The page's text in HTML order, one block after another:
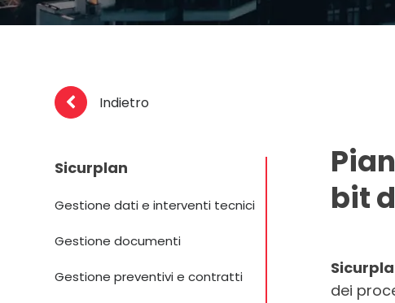
Indietro
Sicurplan
Gestione dati e interventi tecnici
Gestione documenti
Gestione preventivi e contratti
bit
dei